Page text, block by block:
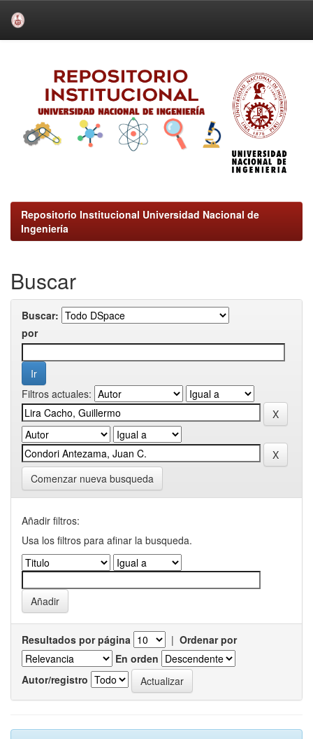
Repositorio Institucional Universidad Nacional de
Ingeniería
Buscar
Buscar:
por
Filtros actuales:
Comenzar nueva busqueda
Añadir filtros:
Usa los filtros para afinar la busqueda.
Resultados por página | Ordenar por
En orden
Autor/registro